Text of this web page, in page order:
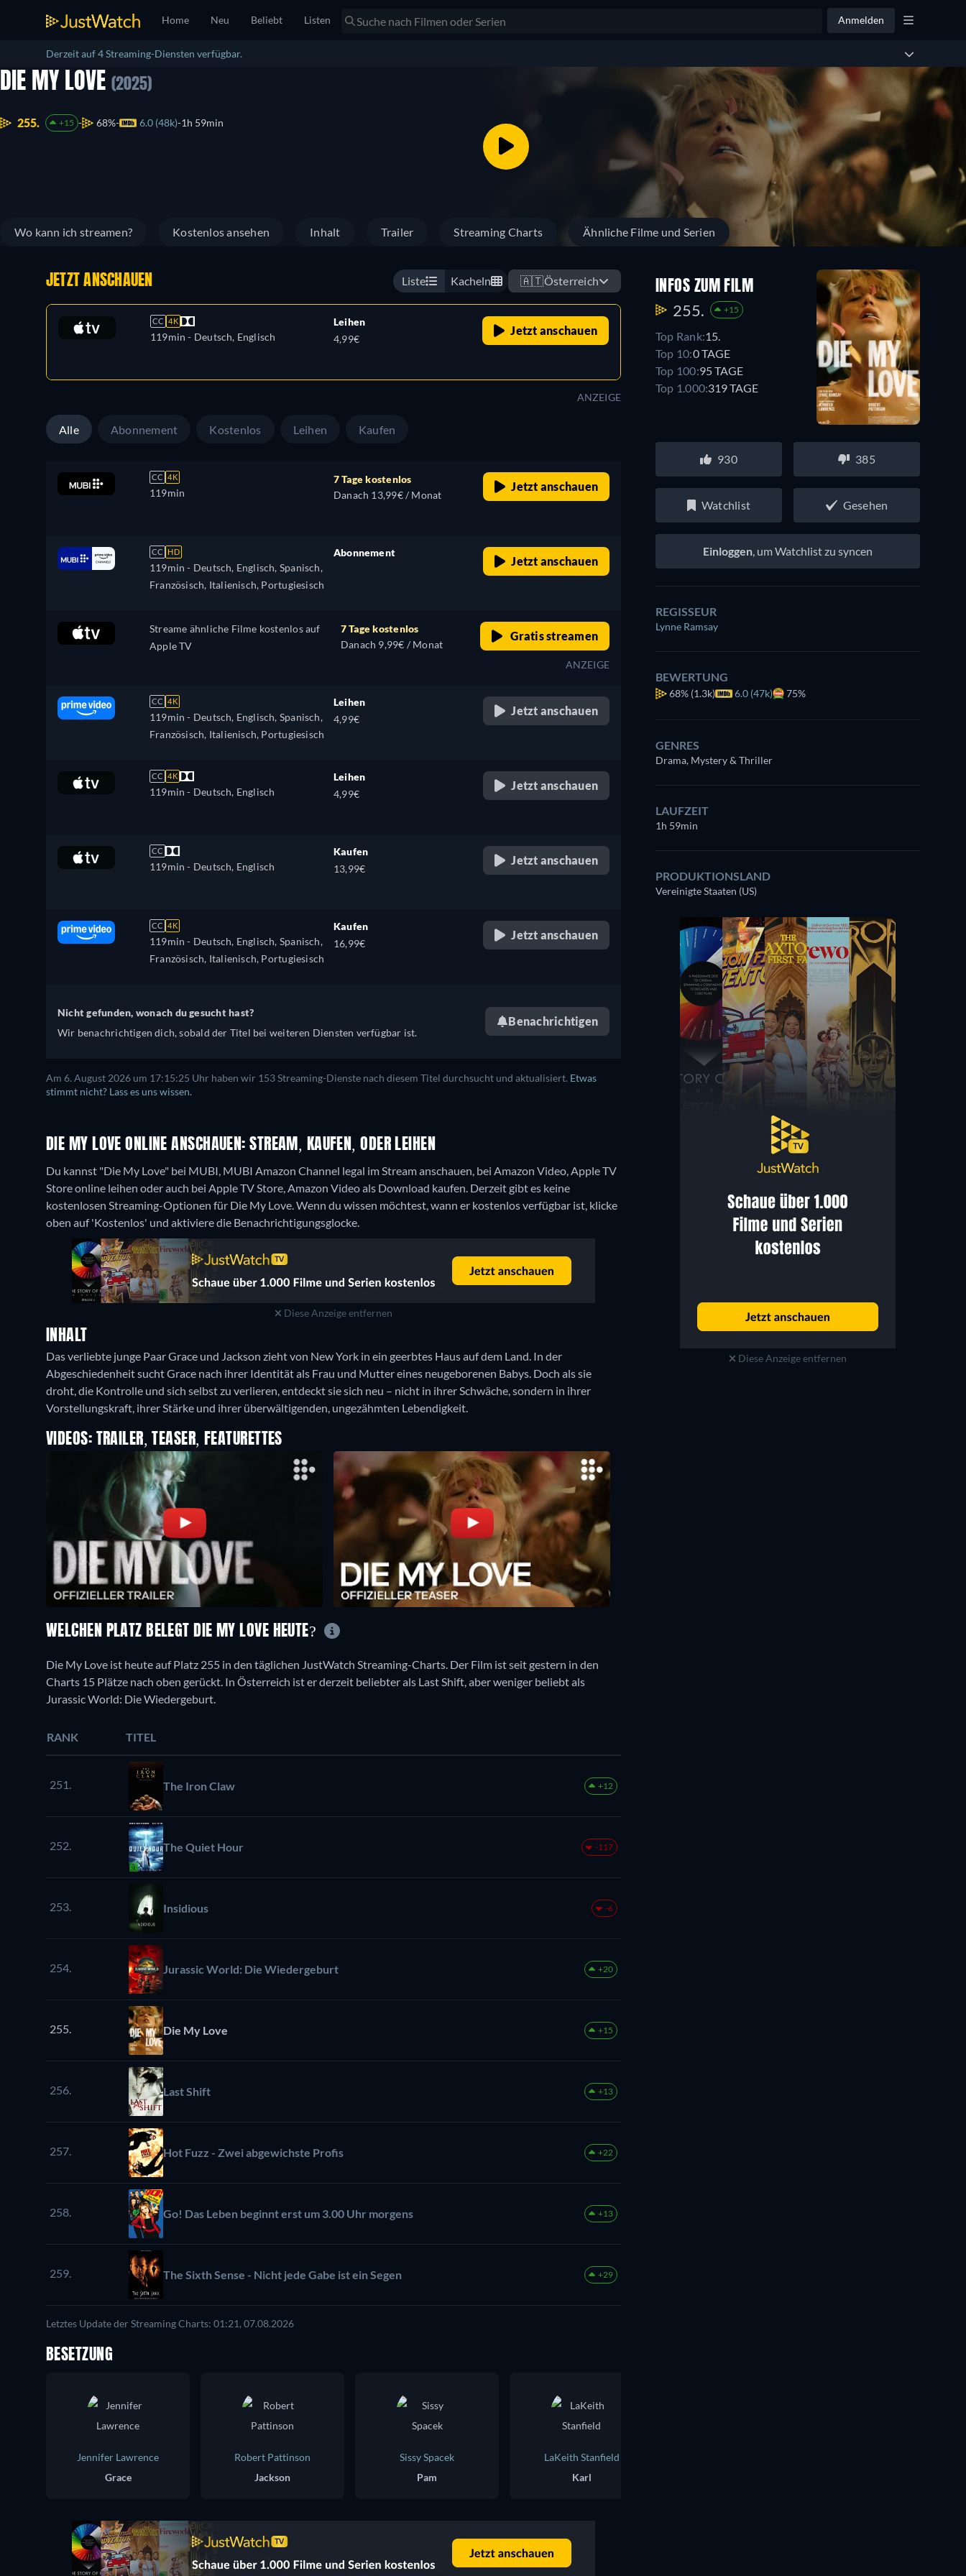
Home Neu Beliebt Listen Anmelden
Derzeit auf 4 Streaming-Diensten verfügbar.
DIE MY LOVE (2025)
255. +15 68% 6.0 (48k) 1h 59min
Wo kann ich streamen? Kostenlos ansehen Inhalt Trailer Streaming Charts Ähnliche Filme und Serien
JETZT ANSCHAUEN Liste Kacheln 🇦🇹Österreich
CC 4K
119min - Deutsch, Englisch
Leihen
4,99€
Jetzt anschauen
ANZEIGE
Alle Abonnement Kostenlos Leihen Kaufen
CC 4K
119min
7 Tage kostenlos
Danach 13,99€ / Monat
Jetzt anschauen
CC HD
119min - Deutsch, Englisch, Spanisch,
Französisch, Italienisch, Portugiesisch
Abonnement
Jetzt anschauen
Streame ähnliche Filme kostenlos auf
Apple TV
7 Tage kostenlos
Danach 9,99€ / Monat
Gratis streamen
ANZEIGE
CC 4K
119min - Deutsch, Englisch, Spanisch,
Französisch, Italienisch, Portugiesisch
Leihen
4,99€
Jetzt anschauen
CC 4K
119min - Deutsch, Englisch
Leihen
4,99€
Jetzt anschauen
CC
119min - Deutsch, Englisch
Kaufen
13,99€
Jetzt anschauen
CC 4K
119min - Deutsch, Englisch, Spanisch,
Französisch, Italienisch, Portugiesisch
Kaufen
16,99€
Jetzt anschauen
Nicht gefunden, wonach du gesucht hast?
Wir benachrichtigen dich, sobald der Titel bei weiteren Diensten verfügbar ist.
Benachrichtigen
Am 6. August 2026 um 17:15:25 Uhr haben wir 153 Streaming-Dienste nach diesem Titel durchsucht und aktualisiert. Etwas
stimmt nicht? Lass es uns wissen.
DIE MY LOVE ONLINE ANSCHAUEN: STREAM, KAUFEN, ODER LEIHEN
Du kannst "Die My Love" bei MUBI, MUBI Amazon Channel legal im Stream anschauen, bei Amazon Video, Apple TV
Store online leihen oder auch bei Apple TV Store, Amazon Video als Download kaufen. Derzeit gibt es keine
kostenlosen Streaming-Optionen für Die My Love. Wenn du wissen möchtest, wann er kostenlos verfügbar ist, klicke
oben auf 'Kostenlos' und aktiviere die Benachrichtigungsglocke.
Diese Anzeige entfernen
INHALT
Das verliebte junge Paar Grace und Jackson zieht von New York in ein geerbtes Haus auf dem Land. In der
Abgeschiedenheit sucht Grace nach ihrer Identität als Frau und Mutter eines neugeborenen Babys. Doch als sie
droht, die Kontrolle und sich selbst zu verlieren, entdeckt sie sich neu – nicht in ihrer Schwäche, sondern in ihrer
Vorstellungskraft, ihrer Stärke und ihrer überwältigenden, ungezähmten Lebendigkeit.
VIDEOS: TRAILER, TEASER, FEATURETTES
INFOS ZUM FILM
255. +15
Top Rank:15.
Top 10:0 TAGE
Top 100:95 TAGE
Top 1.000:319 TAGE
930 385
Watchlist Gesehen
Einloggen, um Watchlist zu syncen
REGISSEUR
Lynne Ramsay
BEWERTUNG
68% (1.3k) 6.0 (47k) 75%
GENRES
Drama, Mystery & Thriller
LAUFZEIT
1h 59min
PRODUKTIONSLAND
Vereinigte Staaten (US)
Diese Anzeige entfernen
WELCHEN PLATZ BELEGT DIE MY LOVE HEUTE?
Die My Love ist heute auf Platz 255 in den täglichen JustWatch Streaming-Charts. Der Film ist seit gestern in den
Charts 15 Plätze nach oben gerückt. In Österreich ist er derzeit beliebter als Last Shift, aber weniger beliebt als
Jurassic World: Die Wiedergeburt.
RANK TITEL
251. The Iron Claw +12
252. The Quiet Hour -117
253. Insidious -6
254. Jurassic World: Die Wiedergeburt +20
255. Die My Love +15
256. Last Shift +13
257. Hot Fuzz - Zwei abgewichste Profis +22
258. Go! Das Leben beginnt erst um 3.00 Uhr morgens +13
259. The Sixth Sense - Nicht jede Gabe ist ein Segen +29
Letztes Update der Streaming Charts: 01:21, 07.08.2026
BESETZUNG
Jennifer Lawrence
Grace
Robert Pattinson
Jackson
Sissy Spacek
Pam
LaKeith Stanfield
Karl